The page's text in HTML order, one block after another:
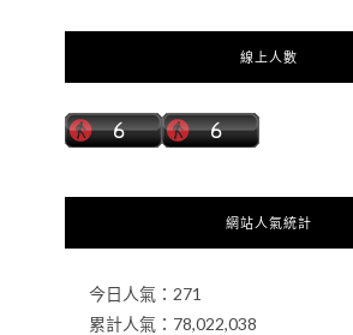
線上人數
網站人氣統計
今日人氣： 271
累計人氣： 78,022,038